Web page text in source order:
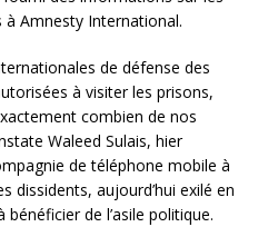
Amnesty International.
de défense des
à visiter les prisons,
combien de nos
Waleed Sulais, hier
de téléphone mobile à
dissidents, aujourd’hui exilé en
de l’asile politique.